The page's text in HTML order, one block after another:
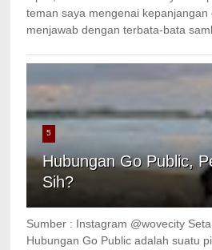
teman saya mengenai kepanjangan
menjawab dengan terbata-bata
5
Hubungan Go Public,
Sih?
Sumber : Instagram @wovecity
Hubungan Go Public adalah suatu